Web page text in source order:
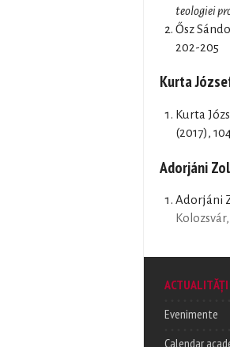
teologiei
Ősz
202-205
Kurta
Kurta
(2017),
Adorjáni
Adorjáni
ACTUALITĂȚI
Evenimente
Calendar